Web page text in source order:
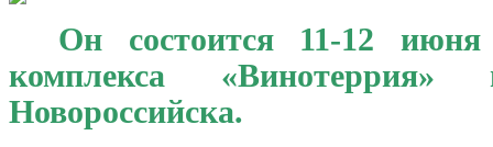
Он состоится 11-12 июня
комплекса
Новороссийска.